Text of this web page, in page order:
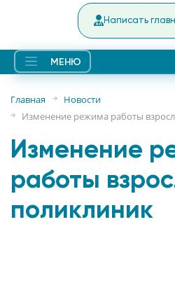
Написать
МЕНЮ
Главная
Новости
Изменение режима работы
Изменение
работы
поликлиник